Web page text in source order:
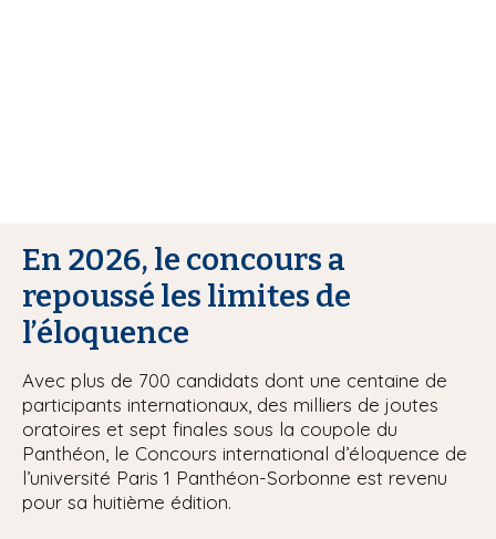
En 2026, le concours a
repoussé les limites de
l’éloquence
Avec plus de 700 candidats dont une centaine de
participants internationaux, des milliers de joutes
oratoires et sept finales sous la coupole du
Panthéon, le Concours international d’éloquence de
l’université Paris 1 Panthéon-Sorbonne est revenu
pour sa huitième édition.